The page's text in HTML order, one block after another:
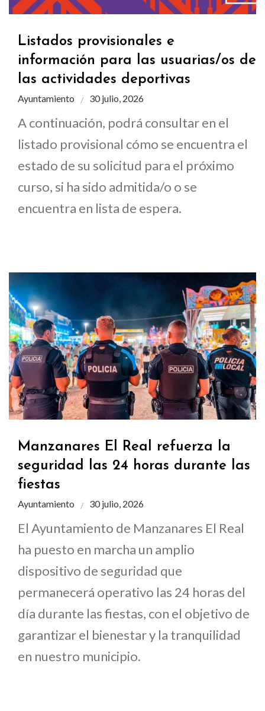
Listados provisionales e
información para las usuarias/os de
las actividades deportivas
Ayuntamiento 30 julio, 2026
A continuación, podrá consultar en el
listado provisional cómo se encuentra el
estado de su solicitud para el próximo
curso, si ha sido admitida/o o se
encuentra en lista de espera.
Manzanares El Real refuerza la
seguridad las 24 horas durante las
fiestas
Ayuntamiento 30 julio, 2026
El Ayuntamiento de Manzanares El Real
ha puesto en marcha un amplio
dispositivo de seguridad que
permanecerá operativo las 24 horas del
día durante las fiestas, con el objetivo de
garantizar el bienestar y la tranquilidad
en nuestro municipio.